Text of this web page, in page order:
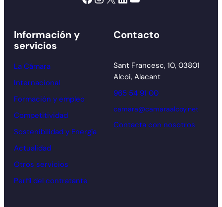
Información y
servicios
La Cámara
Internacional
Formación y empleo
Competitividad
Sostenibilidad y Energía
Actualidad
Otros servicios
Perfil del contratante
Contacto
Sant Francesc, 10, 03801
Alcoi, Alacant
965 54 91 00
camara@camaraalcoy.net
Contacta con nosotros